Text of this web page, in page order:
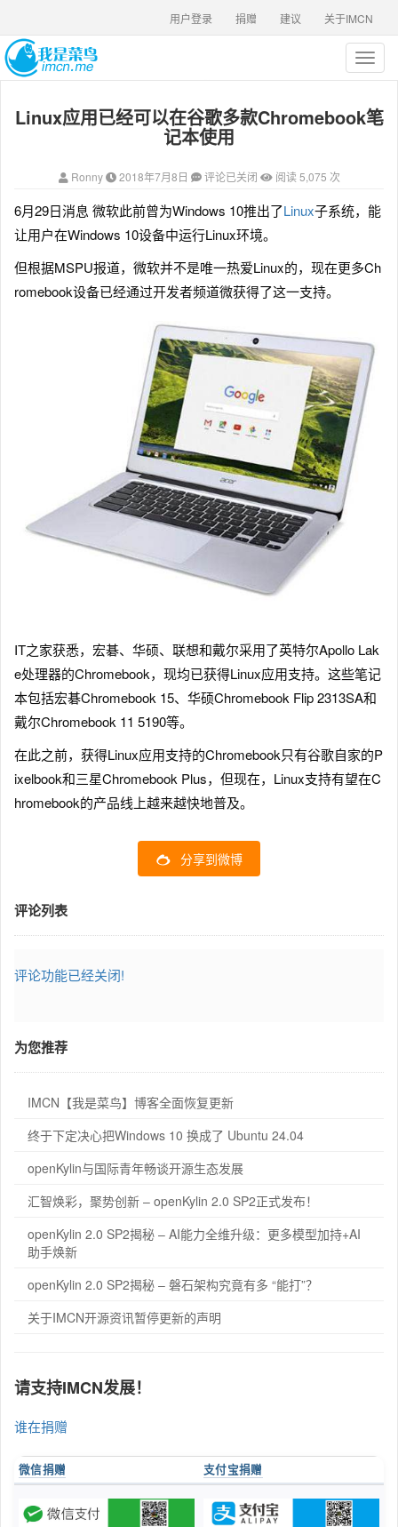
关于IMCN
建议
捐赠
用户登录
T
o
g
v
t
Linux应用已经可以在谷歌多款Chromebook笔
记本使用
Ronny 2018年7月8日 评论已关闭 阅读 5,075 次
6月29日消息 微软此前曾为Windows 10推出了Linux子系统，能
让用户在Windows 10设备中运行Linux环境。
但根据MSPU报道，微软并不是唯一热爱Linux的，现在更多Ch
romebook设备已经通过开发者频道微获得了这一支持。
IT之家获悉，宏碁、华硕、联想和戴尔采用了英特尔Apollo Lak
e处理器的Chromebook，现均已获得Linux应用支持。这些笔记
本包括宏碁Chromebook 15、华硕Chromebook Flip 2313SA和
戴尔Chromebook 11 5190等。
在此之前，获得Linux应用支持的Chromebook只有谷歌自家的P
ixelbook和三星Chromebook Plus，但现在，Linux支持有望在C
hromebook的产品线上越来越快地普及。
分享到微博
评论列表
评论功能已经关闭!
为您推荐
IMCN【我是菜鸟】博客全面恢复更新
终于下定决心把Windows 10 换成了 Ubuntu 24.04
openKylin与国际青年畅谈开源生态发展
汇智焕彩，聚势创新 – openKylin 2.0 SP2正式发布！
openKylin 2.0 SP2揭秘 – AI能力全维升级：更多模型加持+AI
助手焕新
openKylin 2.0 SP2揭秘 – 磐石架构究竟有多 “能打”？
关于IMCN开源资讯暂停更新的声明
请支持IMCN发展！
谁在捐赠
微信捐赠 支付宝捐赠